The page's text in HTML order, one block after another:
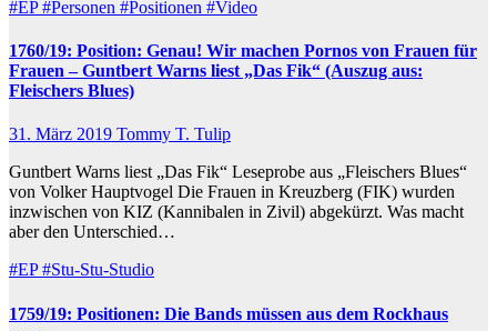
#EP#Personen #Positionen #Video
1760/19: Position: Genau! Wir machen Pornos von Frauen für
Frauen – Guntbert Warns liest „Das Fik“ (Auszug aus:
Fleischers Blues)
31. März 2019 Tommy T. Tulip
Guntbert Warns liest „Das Fik“ Leseprobe aus „Fleischers Blues“
von Volker Hauptvogel Die Frauen in Kreuzberg (FIK) wurden
inzwischen von KIZ (Kannibalen in Zivil) abgekürzt. Was macht
aber den Unterschied…
#EP#Stu-Stu-Studio
1759/19: Positionen: Die Bands müssen aus dem Rockhaus